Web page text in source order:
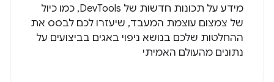
מידע על תכונות חדשות של DevTools, כמו כיול
של צמצום עוצמת המעבד, שיעזרו לכם לבסס את
ההחלטות שלכם בנושא ניפוי באגים בביצועים על
נתונים מהעולם האמיתי